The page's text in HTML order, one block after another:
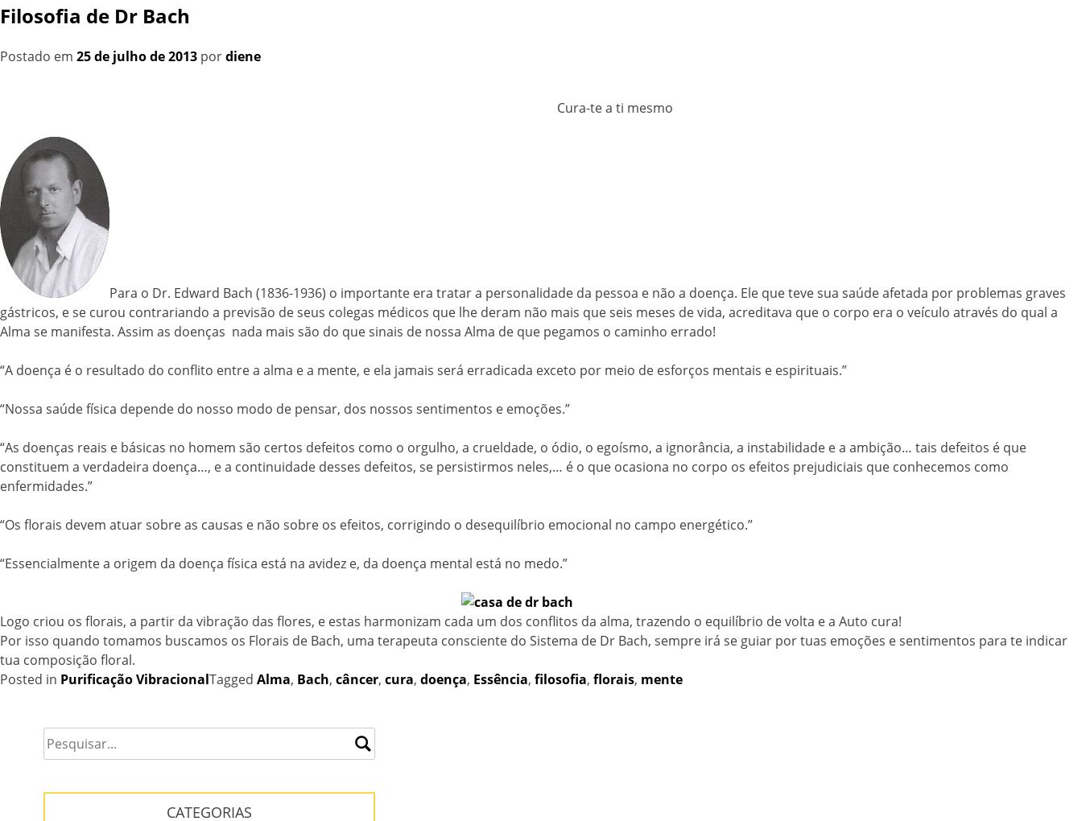
Filosofia de Dr Bach
Postado em 25 de julho de 2013 pordiene
Cura-te a ti mesmo
Para o Dr. Edward Bach (1836-1936) o importante era tratar a personalidade da pessoa e não a doença. Ele que teve sua saúde afetada por problemas graves
gástricos, e se curou contrariando a previsão de seus colegas médicos que lhe deram não mais que seis meses de vida, acreditava que o corpo era o veículo através do qual a
Alma se manifesta. Assim as doenças nada mais são do que sinais de nossa Alma de que pegamos o caminho errado!
“A doença é o resultado do conflito entre a alma e a mente, e ela jamais será erradicada exceto por meio de esforços mentais e espirituais.”
“Nossa saúde física depende do nosso modo de pensar, dos nossos sentimentos e emoções.”
“As doenças reais e básicas no homem são certos defeitos como o orgulho, a crueldade, o ódio, o egoísmo, a ignorância, a instabilidade e a ambição… tais defeitos é que
constituem a verdadeira doença…, e a continuidade desses defeitos, se persistirmos neles,… é o que ocasiona no corpo os efeitos prejudiciais que conhecemos como
enfermidades.”
“Os florais devem atuar sobre as causas e não sobre os efeitos, corrigindo o desequilíbrio emocional no campo energético.”
“Essencialmente a origem da doença física está na avidez e, da doença mental está no medo.”
Logo criou os florais, a partir da vibração das flores, e estas harmonizam cada um dos conflitos da alma, trazendo o equilíbrio de volta e a Auto cura!
Por isso quando tomamos buscamos os Florais de Bach, uma terapeuta consciente do Sistema de Dr Bach, sempre irá se guiar por tuas emoções e sentimentos para te indicar
tua composição floral.
Posted in Purificação VibracionalTagged Alma, Bach, câncer, cura, doença, Essência, filosofia, florais, mente
CATEGORIAS